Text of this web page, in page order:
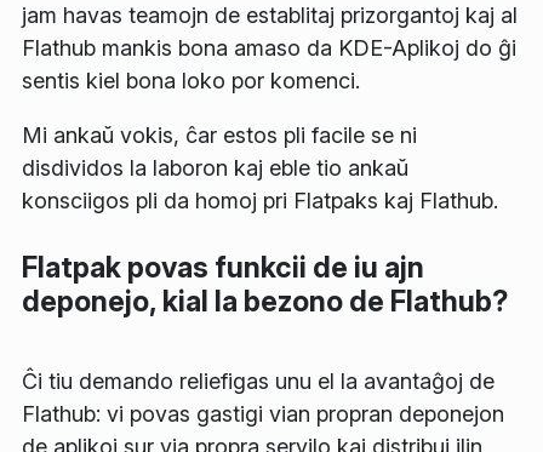
jam havas teamojn de establitaj prizorgantoj kaj al
Flathub mankis bona amaso da KDE-Aplikoj do ĝi
sentis kiel bona loko por komenci.
Mi ankaŭ vokis, ĉar estos pli facile se ni
disdividos la laboron kaj eble tio ankaŭ
konsciigos pli da homoj pri Flatpaks kaj Flathub.
Flatpak povas funkcii de iu ajn
deponejo, kial la bezono de Flathub?
Ĉi tiu demando reliefigas unu el la avantaĝoj de
Flathub: vi povas gastigi vian propran deponejon
de aplikoj sur via propra servilo kaj distribui ilin